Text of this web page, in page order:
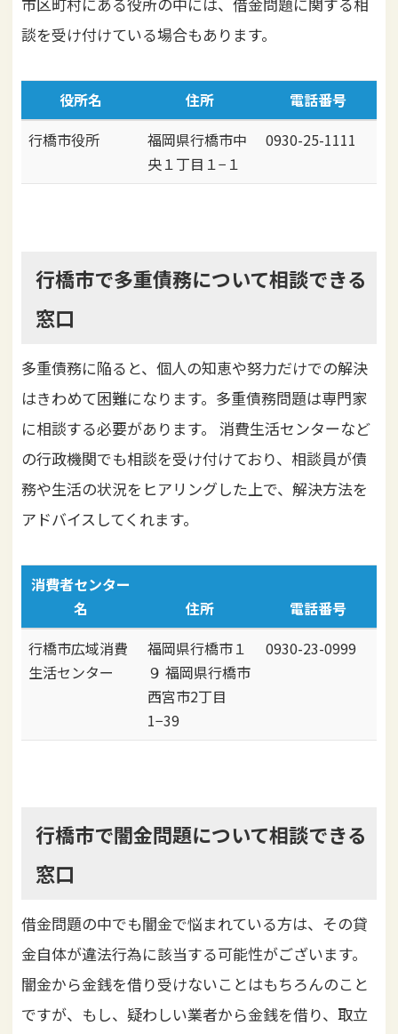
談を受け付けている場合もあります。
役所名 住所
電話番号
行橋市役所
福岡県行橋市中
央１丁目１−１
0930-25-1111
行橋市で多重債務について相談できる
窓口
多重債務に陥ると、個人の知恵や努力だけでの解決
はきわめて困難になります。多重債務問題は専門家
に相談する必要があります。 消費生活センターなど
の行政機関でも相談を受け付けており、相談員が債
務や生活の状況をヒアリングした上で、解決方法を
アドバイスしてくれます。
消費者センター
名
住所
電話番号
行橋市広域消費
生活センター
福岡県行橋市１
９ 福岡県行橋市
西宮市2丁目
1−39
0930-23-0999
行橋市で闇金問題について相談できる
窓口
借金問題の中でも闇金で悩まれている方は、その貸
金自体が違法行為に該当する可能性がございます。
闇金から金銭を借り受けないことはもちろんのこと
ですが、もし、疑わしい業者から金銭を借り、取立